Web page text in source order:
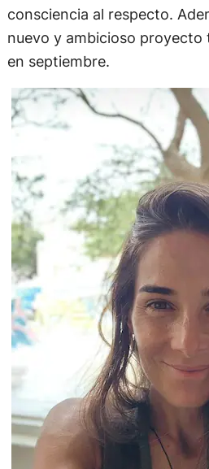
consciencia al respecto.
nuevo y ambicioso proyecto
en septiembre.